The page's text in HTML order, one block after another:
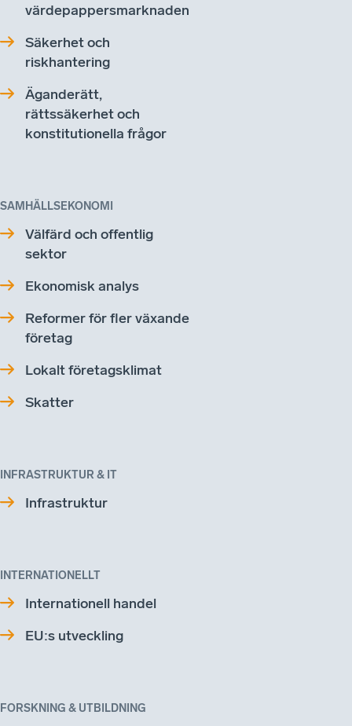
värdepappersmarknaden
Säkerhet och
riskhantering
Äganderätt,
rättssäkerhet och
konstitutionella frågor
SAMHÄLLSEKONOMI
Välfärd och offentlig
sektor
Ekonomisk analys
Reformer för fler växande
företag
Lokalt företagsklimat
Skatter
INFRASTRUKTUR & IT
Infrastruktur
INTERNATIONELLT
Internationell handel
EU:s utveckling
FORSKNING & UTBILDNING